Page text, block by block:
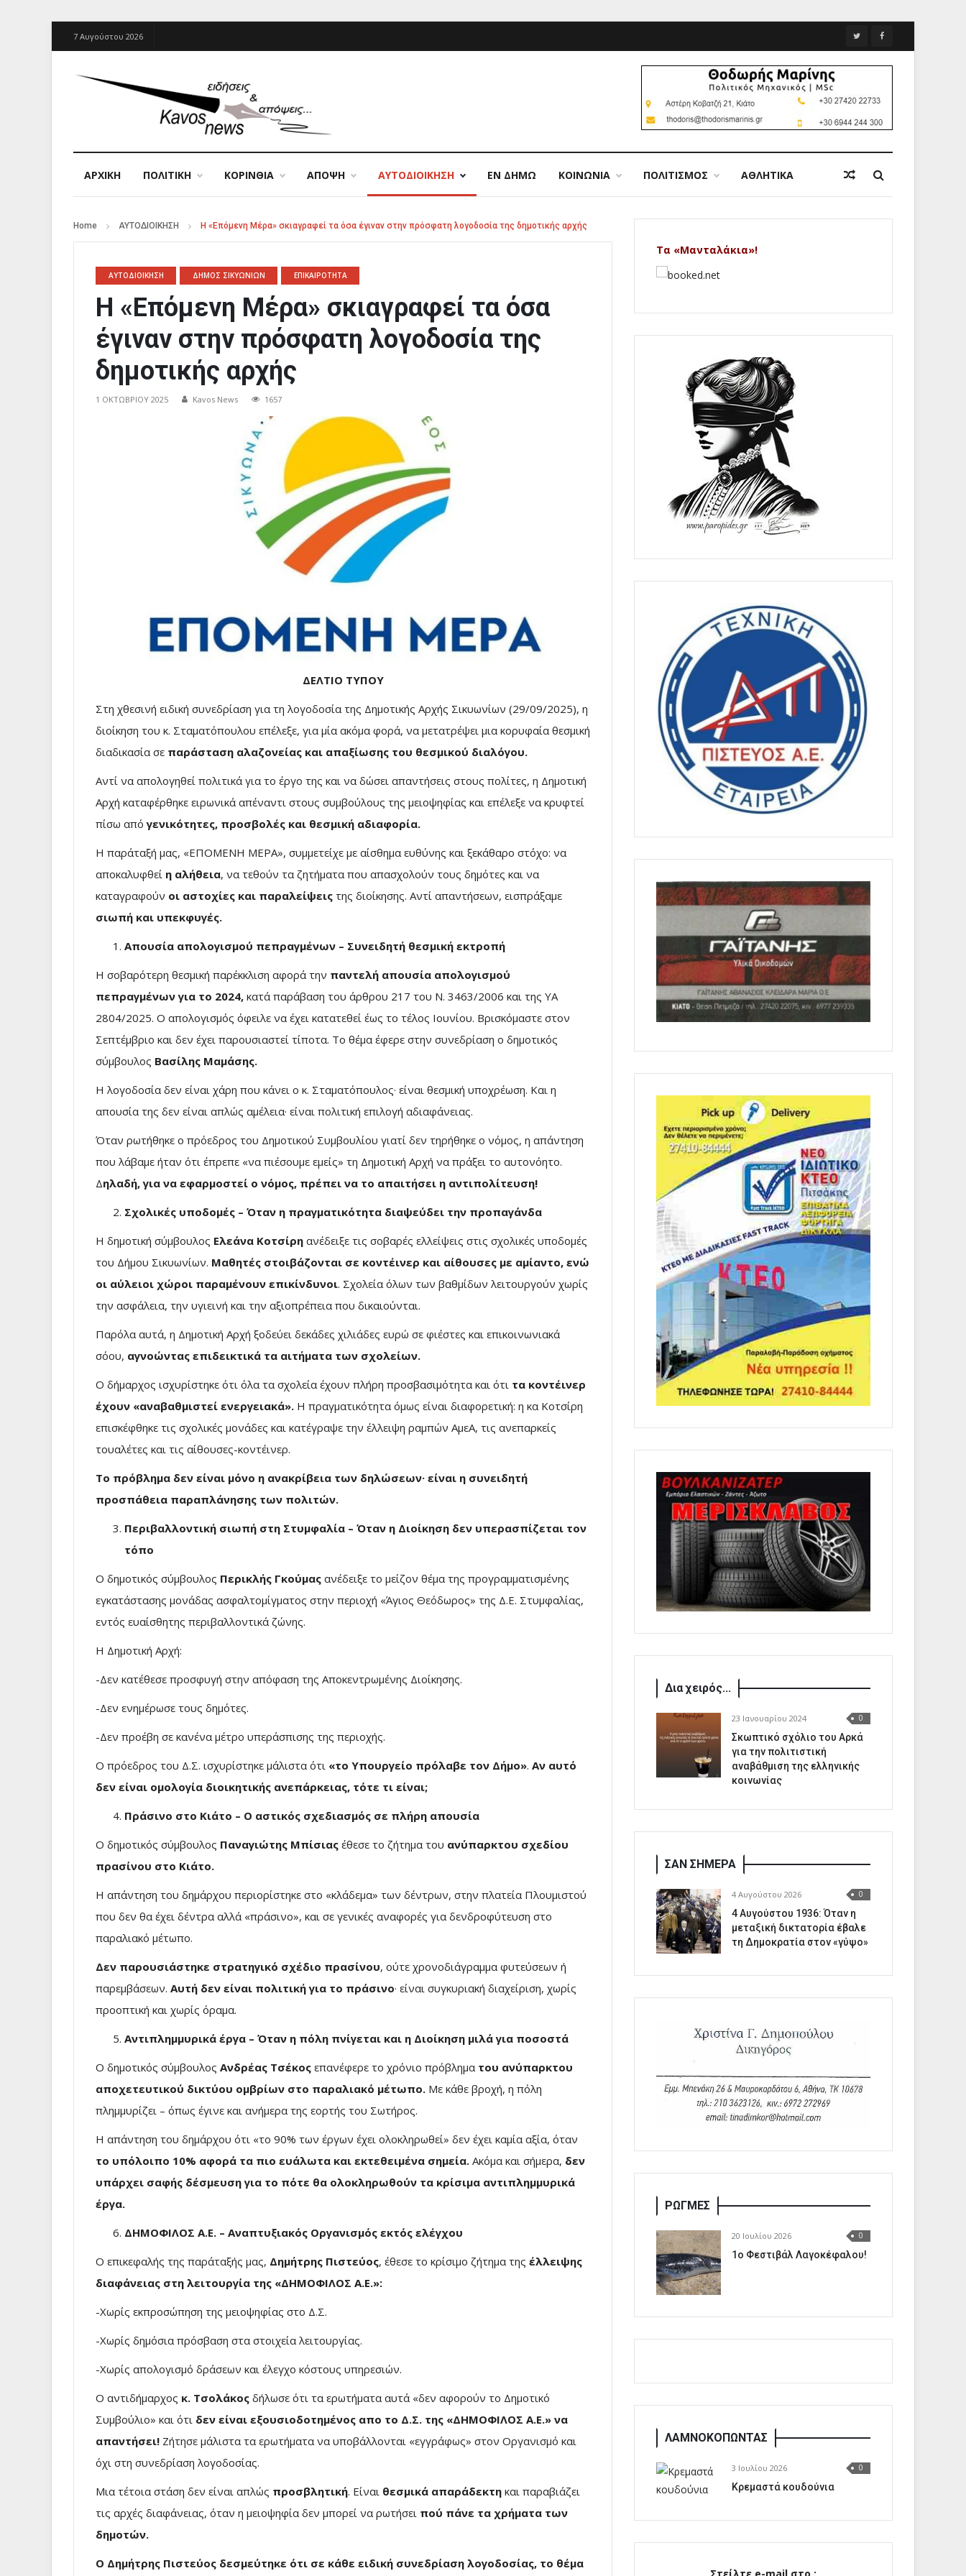
7 Αυγούστου 2026
ΑΡΧΙΚΉ ΠΟΛΙΤΙΚΗ ΚΟΡΙΝΘΙΑ ΑΠΟΨΗ ΑΥΤΟΔΙΟΙΚΗΣΗ ΕΝ ΔΗΜΩ ΚΟΙΝΩΝΙΑ ΠΟΛΙΤΙΣΜΟΣ ΑΘΛΗΤΙΚΑ
Home ΑΥΤΟΔΙΟΙΚΗΣΗ Η «Επόμενη Μέρα» σκιαγραφεί τα όσα έγιναν στην πρόσφατη λογοδοσία της δημοτικής αρχής
ΑΥΤΟΔΙΟΙΚΗΣΗ ΔΗΜΟΣ ΣΙΚΥΩΝΙΩΝ ΕΠΙΚΑΙΡΟΤΗΤΑ
Η «Επόμενη Μέρα» σκιαγραφεί τα όσα
έγιναν στην πρόσφατη λογοδοσία της
δημοτικής αρχής
1 ΟΚΤΩΒΡΊΟΥ 2025 Kavos News 1657
ΔΕΛΤΙΟ ΤΥΠΟΥ
Στη χθεσινή ειδική συνεδρίαση για τη λογοδοσία της Δημοτικής Αρχής Σικυωνίων (29/09/2025), η
διοίκηση του κ. Σταματόπουλου επέλεξε, για μία ακόμα φορά, να μετατρέψει μια κορυφαία θεσμική
διαδικασία σε παράσταση αλαζονείας και απαξίωσης του θεσμικού διαλόγου.
Αντί να απολογηθεί πολιτικά για το έργο της και να δώσει απαντήσεις στους πολίτες, η Δημοτική
Αρχή καταφέρθηκε ειρωνικά απέναντι στους συμβούλους της μειοψηφίας και επέλεξε να κρυφτεί
πίσω απόγενικότητες, προσβολές και θεσμική αδιαφορία.
Η παράταξή μας, «ΕΠΟΜΕΝΗ ΜΕΡΑ», συμμετείχε με αίσθημα ευθύνης και ξεκάθαρο στόχο: να
αποκαλυφθεί η αλήθεια, να τεθούν τα ζητήματα που απασχολούν τους δημότες και να
καταγραφούν οι αστοχίες και παραλείψεις της διοίκησης. Αντί απαντήσεων, εισπράξαμε
σιωπή και υπεκφυγές.
Απουσία απολογισμού πεπραγμένων – Συνειδητή θεσμική εκτροπή
Η σοβαρότερη θεσμική παρέκκλιση αφορά την παντελή απουσία απολογισμού
πεπραγμένων για το 2024, κατά παράβαση του άρθρου 217 του Ν. 3463/2006 και της ΥΑ
2804/2025. Ο απολογισμός όφειλε να έχει κατατεθεί έως το τέλος Ιουνίου. Βρισκόμαστε στον
Σεπτέμβριο και δεν έχει παρουσιαστεί τίποτα. Το θέμα έφερε στην συνεδρίαση ο δημοτικός
σύμβουλος Βασίλης Μαμάσης.
Η λογοδοσία δεν είναι χάρη που κάνει ο κ. Σταματόπουλος· είναι θεσμική υποχρέωση. Και η
απουσία της δεν είναι απλώς αμέλεια· είναι πολιτική επιλογή αδιαφάνειας.
Όταν ρωτήθηκε ο πρόεδρος του Δημοτικού Συμβουλίου γιατί δεν τηρήθηκε ο νόμος, η απάντηση
που λάβαμε ήταν ότι έπρεπε «να πιέσουμε εμείς» τη Δημοτική Αρχή να πράξει το αυτονόητο.
Δηλαδή, για να εφαρμοστεί ο νόμος, πρέπει να το απαιτήσει η αντιπολίτευση!
Σχολικές υποδομές – Όταν η πραγματικότητα διαψεύδει την προπαγάνδα
Η δημοτική σύμβουλος Ελεάνα Κοτσίρη ανέδειξε τις σοβαρές ελλείψεις στις σχολικές υποδομές
του Δήμου Σικυωνίων. Μαθητές στοιβάζονται σε κοντέινερ και αίθουσες με αμίαντο, ενώ
οι αύλειοι χώροι παραμένουν επικίνδυνοι. Σχολεία όλων των βαθμίδων λειτουργούν χωρίς
την ασφάλεια, την υγιεινή και την αξιοπρέπεια που δικαιούνται.
Παρόλα αυτά, η Δημοτική Αρχή ξοδεύει δεκάδες χιλιάδες ευρώ σε φιέστες και επικοινωνιακά
σόου, αγνοώντας επιδεικτικά τα αιτήματα των σχολείων.
Ο δήμαρχος ισχυρίστηκε ότι όλα τα σχολεία έχουν πλήρη προσβασιμότητα και ότι τα κοντέινερ
έχουν «αναβαθμιστεί ενεργειακά». Η πραγματικότητα όμως είναι διαφορετική: η κα Κοτσίρη
επισκέφθηκε τις σχολικές μονάδες και κατέγραψε την έλλειψη ραμπών ΑμεΑ, τις ανεπαρκείς
τουαλέτες και τις αίθουσες-κοντέινερ.
Το πρόβλημα δεν είναι μόνο η ανακρίβεια των δηλώσεων· είναι η συνειδητή
προσπάθεια παραπλάνησης των πολιτών.
Περιβαλλοντική σιωπή στη Στυμφαλία – Όταν η Διοίκηση δεν υπερασπίζεται τον
τόπο
Ο δημοτικός σύμβουλος Περικλής Γκούμας ανέδειξε το μείζον θέμα της προγραμματισμένης
εγκατάστασης μονάδας ασφαλτομίγματος στην περιοχή «Άγιος Θεόδωρος» της Δ.Ε. Στυμφαλίας,
εντός ευαίσθητης περιβαλλοντικά ζώνης.
Η Δημοτική Αρχή:
-Δεν κατέθεσε προσφυγή στην απόφαση της Αποκεντρωμένης Διοίκησης.
-Δεν ενημέρωσε τους δημότες.
-Δεν προέβη σε κανένα μέτρο υπεράσπισης της περιοχής.
Ο πρόεδρος του Δ.Σ. ισχυρίστηκε μάλιστα ότι «το Υπουργείο πρόλαβε τον Δήμο». Αν αυτό
δεν είναι ομολογία διοικητικής ανεπάρκειας, τότε τι είναι;
Πράσινο στο Κιάτο – Ο αστικός σχεδιασμός σε πλήρη απουσία
Ο δημοτικός σύμβουλος Παναγιώτης Μπίσιας έθεσε το ζήτημα του ανύπαρκτου σχεδίου
πρασίνου στο Κιάτο.
Η απάντηση του δημάρχου περιορίστηκε στο «κλάδεμα» των δέντρων, στην πλατεία Πλουμιστού
που δεν θα έχει δέντρα αλλά «πράσινο», και σε γενικές αναφορές για δενδροφύτευση στο
παραλιακό μέτωπο.
Δεν παρουσιάστηκε στρατηγικό σχέδιο πρασίνου, ούτε χρονοδιάγραμμα φυτεύσεων ή
παρεμβάσεων. Αυτή δεν είναι πολιτική για το πράσινο· είναι συγκυριακή διαχείριση, χωρίς
προοπτική και χωρίς όραμα.
Αντιπλημμυρικά έργα – Όταν η πόλη πνίγεται και η Διοίκηση μιλά για ποσοστά
Ο δημοτικός σύμβουλος Ανδρέας Τσέκος επανέφερε το χρόνιο πρόβλημα του ανύπαρκτου
αποχετευτικού δικτύου ομβρίων στο παραλιακό μέτωπο. Με κάθε βροχή, η πόλη
πλημμυρίζει – όπως έγινε και ανήμερα της εορτής του Σωτήρος.
Η απάντηση του δημάρχου ότι «το 90% των έργων έχει ολοκληρωθεί» δεν έχει καμία αξία, όταν
το υπόλοιπο 10% αφορά τα πιο ευάλωτα και εκτεθειμένα σημεία. Ακόμα και σήμερα, δεν
υπάρχει σαφής δέσμευση για το πότε θα ολοκληρωθούν τα κρίσιμα αντιπλημμυρικά
έργα.
ΔΗΜΟΦΙΛΟΣ Α.Ε. – Αναπτυξιακός Οργανισμός εκτός ελέγχου
Ο επικεφαλής της παράταξής μας, Δημήτρης Πιστεύος, έθεσε το κρίσιμο ζήτημα της έλλειψης
διαφάνειας στη λειτουργία της «ΔΗΜΟΦΙΛΟΣ Α.Ε.»:
-Χωρίς εκπροσώπηση της μειοψηφίας στο Δ.Σ.
-Χωρίς δημόσια πρόσβαση στα στοιχεία λειτουργίας.
-Χωρίς απολογισμό δράσεων και έλεγχο κόστους υπηρεσιών.
Ο αντιδήμαρχος κ. Τσολάκος δήλωσε ότι τα ερωτήματα αυτά «δεν αφορούν το Δημοτικό
Συμβούλιο» και ότι δεν είναι εξουσιοδοτημένος απο το Δ.Σ. της «ΔΗΜΟΦΙΛΟΣ Α.Ε.» να
απαντήσει! Ζήτησε μάλιστα τα ερωτήματα να υποβάλλονται «εγγράφως» στον Οργανισμό και
όχι στη συνεδρίαση λογοδοσίας.
Μια τέτοια στάση δεν είναι απλώς προσβλητική. Είναι θεσμικά απαράδεκτη και παραβιάζει
τις αρχές διαφάνειας, όταν η μειοψηφία δεν μπορεί να ρωτήσει πού πάνε τα χρήματα των
δημοτών.
Ο Δημήτρης Πιστεύος δεσμεύτηκε ότι σε κάθε ειδική συνεδρίαση λογοδοσίας, το θέμα
Τα «Μανταλάκια»!
Δια χειρός...
23 Ιανουαρίου 2024 0
Σκωπτικό σχόλιο του Αρκά
για την πολιτιστική
αναβάθμιση της ελληνικής
κοινωνίας
ΣΑΝ ΣΗΜΕΡΑ
4 Αυγούστου 2026 0
4 Αυγούστου 1936: Όταν η
μεταξική δικτατορία έβαλε
τη Δημοκρατία στον «γύψο»
ΡΩΓΜΕΣ
20 Ιουλίου 2026 0
1o Φεστιβάλ Λαγοκέφαλου!
ΛΑΜΝΟΚΟΠΩΝΤΑΣ
3 Ιουλίου 2026 0
Κρεμαστά κουδούνια